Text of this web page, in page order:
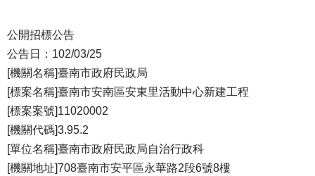
公開招標公告
公告日：102/03/25
[機關名稱]臺南市政府民政局
[標案名稱]臺南市安南區安東里活動中心新建工程
[標案案號]11020002
[機關代碼]3.95.2
[單位名稱]臺南市政府民政局自治行政科
[機關地址]708臺南市安平區永華路2段6號8樓